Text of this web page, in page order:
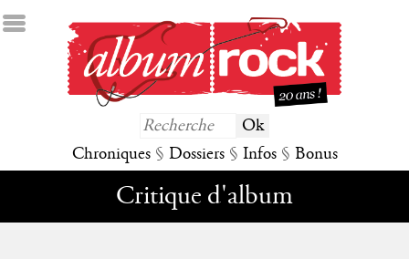
Chroniques § Dossiers § Infos § Bonus
Critique d'album